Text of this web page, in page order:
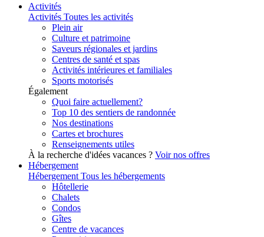
Activités
Activités Toutes les activités
Plein air
Culture et patrimoine
Saveurs régionales et jardins
Centres de santé et spas
Activités intérieures et familiales
Sports motorisés
Également
Quoi faire actuellement?
Top 10 des sentiers de randonnée
Nos destinations
Cartes et brochures
Renseignements utiles
À la recherche d'idées vacances ? Voir nos offres
Hébergement
Hébergement Tous les hébergements
Hôtellerie
Chalets
Condos
Gîtes
Centre de vacances